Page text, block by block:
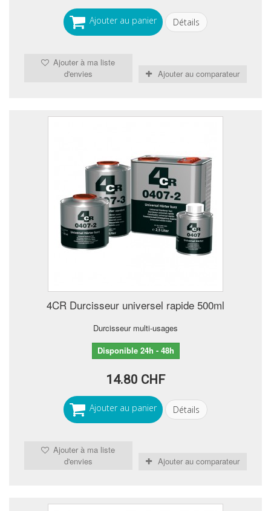
Ajouter au panier Détails
Ajouter à ma liste
d'envies
Ajouter au comparateur
4CR Durcisseur universel rapide 500ml
Durcisseur multi-usages
Disponible 24h - 48h
14.80 CHF
Ajouter au panier Détails
Ajouter à ma liste
d'envies
Ajouter au comparateur